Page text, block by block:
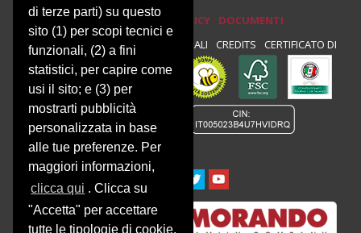
di terze parti) su questo
sito (1) per scopi tecnici e
funzionali, (2) a fini
statistici, per capire come
usi il sito; e (3) per
mostrarti pubblicità
personalizzata in base
alle tue preferenze. Per
maggiori informazioni,
clicca qui . Clicca su
"Accetta" per accettare
tutte le tipologie di cookie.
PRIVACY E COOKIE POLICY
DOCUMENTI
PRIVACY NEWSLETTER NOTE LEGALI CREDITS CERTIFICATO DI
CONFORMITÀ :